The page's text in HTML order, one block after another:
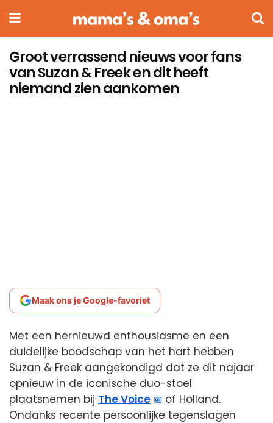
Groot verrassend nieuws voor fans
van Suzan & Freek en dit heeft
niemand zien aankomen
Maak ons je Google-favoriet
Met een hernieuwd enthousiasme en een
duidelijke boodschap van het hart hebben
Suzan & Freek aangekondigd dat ze dit najaar
opnieuw in de iconische duo-stoel
plaatsnemen bij The Voice
of Holland.
Ondanks recente persoonlijke tegenslagen